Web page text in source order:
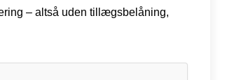
– altså uden tillægsbelåning,